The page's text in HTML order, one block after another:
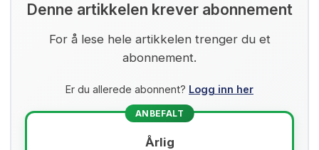
Denne artikkelen krever abonnement
For å lese hele artikkelen trenger du et
abonnement.
Er du allerede abonnent? Logg inn her
ANBEFALT
Årlig